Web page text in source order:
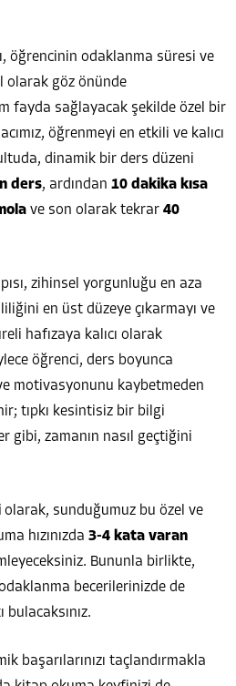
öğrencinin odaklanma süresi ve
olarak göz önünde
fayda sağlayacak şekilde özel bir
öğrenmeyi en etkili ve kalıcı
dinamik bir ders düzeni
ders, ardından 10 dakika kısa
ve son olarak tekrar 40
zihinsel yorgunluğu en aza
en üst düzeye çıkarmayı ve
hafızaya kalıcı olarak
öğrenci, ders boyunca
motivasyonunu kaybetmeden
tıpkı kesintisiz bir bilgi
gibi, zamanın nasıl geçtiğini
olarak, sunduğumuz bu özel ve
hızınızda 3-4 kata varan
Bununla birlikte,
becerilerinizde de
başarılarınızı taçlandırmakla